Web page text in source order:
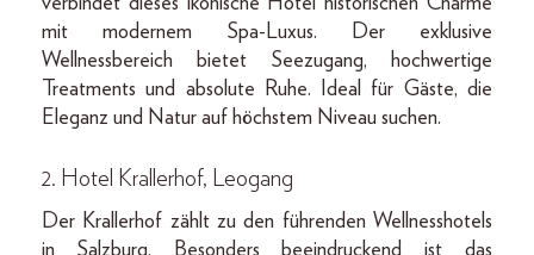
mit modernem Spa-Luxus. Der exklusive
Wellnessbereich bietet Seezugang, hochwertige
Treatments und absolute Ruhe. Ideal für Gäste, die
Eleganz und Natur auf höchstem Niveau suchen.
2. Hotel Krallerhof, Leogang
Der Krallerhof zählt zu den führenden Wellnesshotels
in Salzburg. Besonders beeindruckend ist das